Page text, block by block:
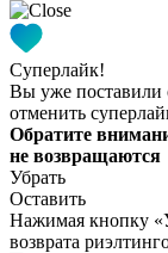
Суперлайк!
Вы уже поставили
отменить
Обратите
не возвращаются
Убрать
Оставить
Нажимая кнопку
возврата